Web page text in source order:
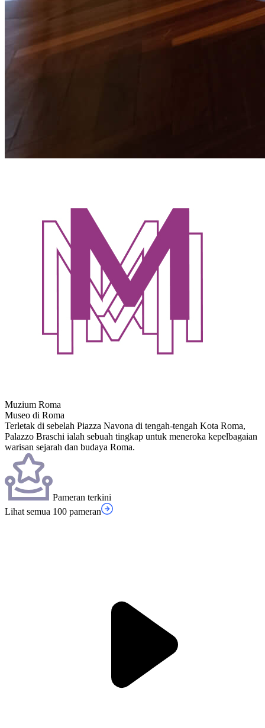
Muzium Roma
Museo di Roma
Terletak di sebelah Piazza Navona di tengah-tengah Kota Roma,
Palazzo Braschi ialah sebuah tingkap untuk meneroka kepelbagaian
warisan sejarah dan budaya Roma.
Pameran terkini
Lihat semua 100 pameran